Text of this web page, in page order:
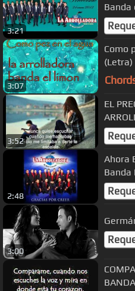
3:21
Banda
3:07
Como
(Letra)
3:52
EL
2:48
Ahora
Banda
3:00